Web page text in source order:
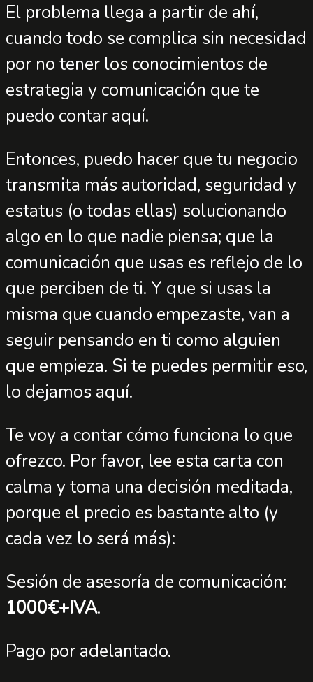
El problema llega a partir de ahí,
cuando todo se complica sin necesidad
por no tener los conocimientos de
estrategia y comunicación que te
puedo contar aquí.
Entonces, puedo hacer que tu negocio
transmita más autoridad, seguridad y
estatus (o todas ellas) solucionando
algo en lo que nadie piensa; que la
comunicación que usas es reflejo de lo
que perciben de ti. Y que si usas la
misma que cuando empezaste, van a
seguir pensando en ti como alguien
que empieza. Si te puedes permitir eso,
lo dejamos aquí.
Te voy a contar cómo funciona lo que
ofrezco. Por favor, lee esta carta con
calma y toma una decisión meditada,
porque el precio es bastante alto (y
cada vez lo será más):
Sesión de asesoría de comunicación:
1000€+IVA.
Pago por adelantado.